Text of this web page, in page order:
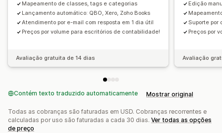
Mapeamento de classes, tags e categorias
Lançamento automático: QBO, Xero, Zoho Books
Atendimento por e-mail com resposta em 1 dia útil
Preços por volume para escritórios de contabilidade!
Avaliação gratuita de 14 dias
Edição
Suporte por
Preços por
Avaliação
Contém texto traduzido automaticamente Mostrar original
Todas as cobranças são faturadas em USD. Cobranças recorrentes e
calculadas por uso são faturadas a cada 30 dias. Ver todas as opções
de preço